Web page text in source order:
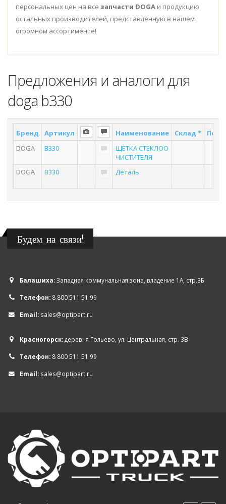
персональных цен на все запчасти DOGA и продукцию
остальных производителей, представленную в нашем
огромном ассортименте!
Предложения и аналоги для
doga b330
Бренд Артикул Наименование Склад *
DOGA
B330
ЩЕТКА СТЕКЛОО
ЧИСТИТЕЛЯ
DOGA B330 Деталь
Будем на связи!
Балашиха:Западная коммунальная зона, владение 1А, стр.3Б
Телефон: 8 800 511 51 99
Email: sales@optipart.ru
Красногорск:деревня Гольево, ул. Центральная, стр. 3В
Телефон: 8 800 511 51 99
Email: sales@optipart.ru